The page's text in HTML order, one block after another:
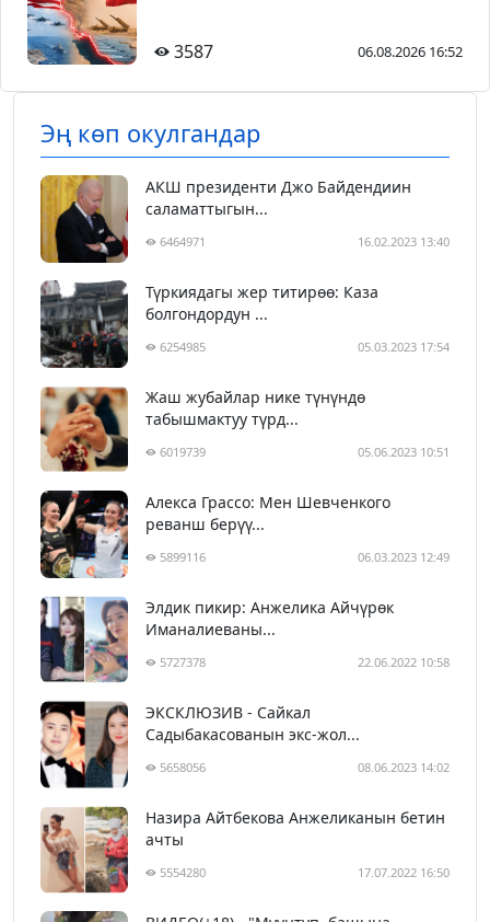
3587 06.08.2026 16:52
Эң көп окулгандар
АКШ президенти Джо Байдендиин
саламаттыгын...
6464971 16.02.2023 13:40
Түркиядагы жер титирөө: Каза
болгондордун ...
6254985 05.03.2023 17:54
Жаш жубайлар нике түнүндө
табышмактуу түрд...
6019739 05.06.2023 10:51
Алекса Грассо: Мен Шевченкого
реванш берүү...
5899116 06.03.2023 12:49
Элдик пикир: Анжелика Айчүрөк
Иманалиеваны...
5727378 22.06.2022 10:58
ЭКСКЛЮЗИВ - Сайкал
Садыбакасованын экс-жол...
5658056 08.06.2023 14:02
Назира Айтбекова Анжеликанын бетин
ачты
5554280 17.07.2022 16:50